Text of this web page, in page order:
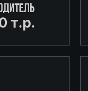
т.р.